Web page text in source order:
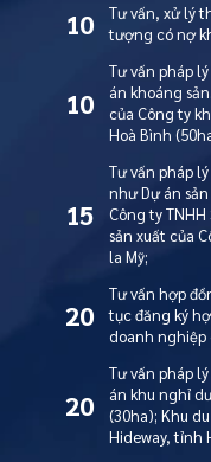
10
Tư vấn, xử lý
tượng có nợ
10
Tư vấn pháp
án khoáng
của Công ty
Hoà Bình
15
Tư vấn pháp
như Dự án
Công ty
sản xuất của
la Mỹ;
20
Tư vấn hợp
tục đăng ký
doanh nghiệp
20
Tư vấn pháp
án khu nghỉ
(30ha); Khu
Hideway, tỉnh